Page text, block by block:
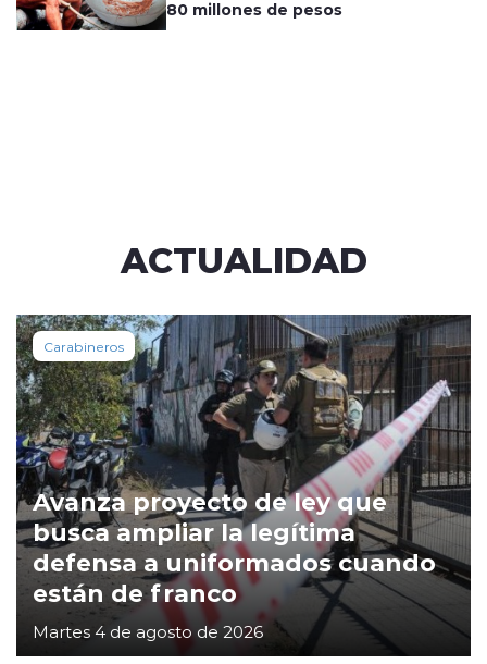
80 millones de pesos
ACTUALIDAD
Carabineros
Avanza proyecto de ley que
busca ampliar la legítima
defensa a uniformados cuando
están de franco
Martes 4 de agosto de 2026